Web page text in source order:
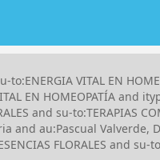
VITAL EN
EN HOMEOPATÍA and
and su-to:TERAPIAS
and au:Pascual
FLORALES and su-